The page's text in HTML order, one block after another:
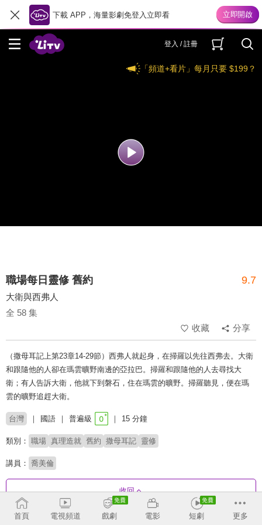
下載 APP，海量影劇免登入立即看
登入 / 註冊
「頻道+看片」每月只要 $199？
職場每日靈修 舊約 9.7
大衛與西弗人
全 58 集
收藏
分享
（撒母耳記上第23章14-29節）西弗人就起身，在掃羅以先往西弗去。大衛
和跟隨他的人卻在瑪雲曠野南邊的亞拉巴。掃羅和跟隨他的人去尋找大
衛；有人告訴大衛，他就下到磐石，住在瑪雲的曠野。掃羅聽見，便在瑪
雲的曠野追趕大衛。
台灣 國語 普遍級 15 分鐘
類別： 職場 真理造就 舊約 撒母耳記 靈修
講員： 喬美倫
收回
首頁 電視頻道 戲劇 電影 短劇 更多